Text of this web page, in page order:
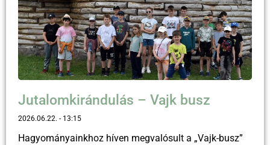
Jutalomkirándulás – Vajk busz
2026.06.22. 13:15
Hagyományainkhoz híven megvalósult a „Vajk-busz”